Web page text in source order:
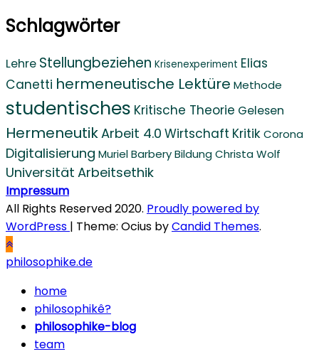
Schlagwörter
Lehre Stellungbeziehen Krisenexperiment Elias
Canetti hermeneutische Lektüre Methode
studentisches Kritische Theorie Gelesen
HermeneutikArbeit 4.0 Wirtschaft KritikCorona
Digitalisierung Muriel BarberyBildungChrista Wolf
Universität Arbeitsethik
Impressum
All Rights Reserved 2020. Proudly powered by
WordPress | Theme: Ocius byCandid Themes.
philosophike.de
home
philosophikê?
philosophike-blog
team